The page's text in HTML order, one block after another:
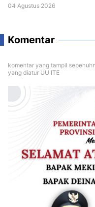
04 Agustus 2026
Komentar
komentar yang tampil
yang diatur UU ITE